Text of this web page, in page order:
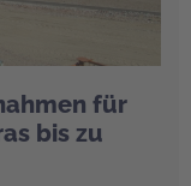
für
bis zu